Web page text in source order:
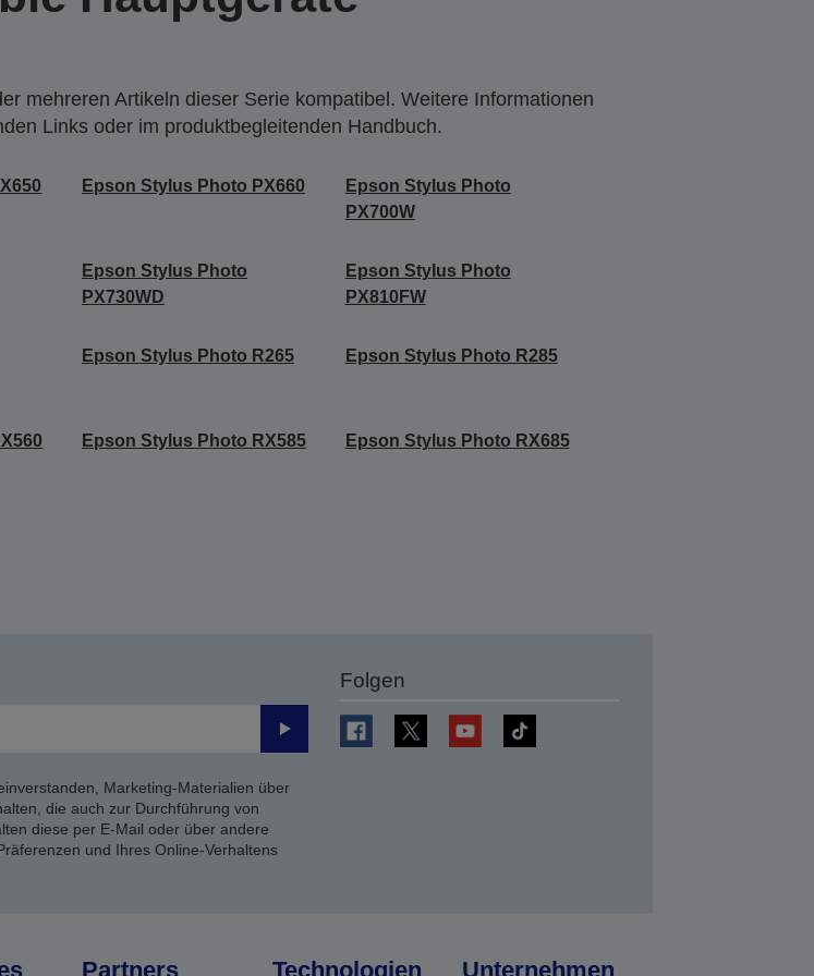
mehreren Artikeln dieser Serie kompatibel. Weitere Informationen
Links oder im produktbegleitenden Handbuch.
Epson Stylus Photo PX660
Epson Stylus Photo
PX700W
Epson Stylus Photo
PX730WD
Epson Stylus Photo
PX810FW
Epson Stylus Photo R265 Epson Stylus Photo R285
Epson Stylus Photo RX585 Epson Stylus Photo RX685
Senden
Marketing-Materialien über
die auch zur Durchführung von
diese per E-Mail oder über andere
und Ihres Online-Verhaltens
Folgen
Partners Technologien Unternehmen